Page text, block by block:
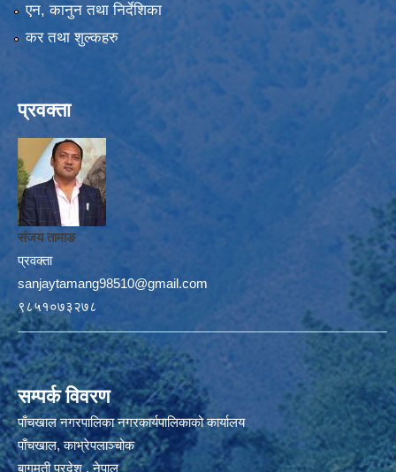
एन, कानुन तथा निर्देशिका
कर तथा शुल्कहरु
प्रवक्ता
संजय तामाङ
प्रवक्ता
sanjaytamang98510@gmail.com
९८५१०७३२७८
सम्पर्क विवरण
पाँचखाल नगरपालिका नगरकार्यपालिकाको कार्यालय
पाँचखाल, काभ्रेपलाञ्चोक
बागमती प्रदेश , नेपाल